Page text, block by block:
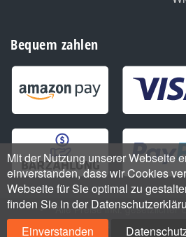
Bequem zahlen
•*Alle Preise inkl. gesetzlicher
Handmade with
by
Mit der Nutzung unserer Webseite
einverstanden, dass wir Cookies
Webseite für Sie optimal zu
finden Sie in der
Einverstanden